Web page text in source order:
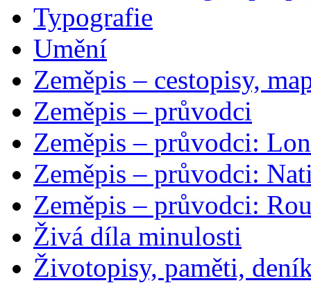
Typografie
Umění
Zeměpis – cestopisy,
Zeměpis – průvodci
Zeměpis – průvodci:
Zeměpis – průvodci:
Zeměpis – průvodci:
Živá díla minulosti
Životopisy, paměti,